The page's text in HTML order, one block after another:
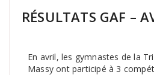
RÉSULTATS GAF –
En avril, les gymnastes de la
Massy ont participé à 3